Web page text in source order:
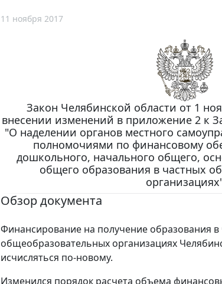
11 ноября 2017
Закон Челябинской области от 1
внесении изменений в приложение 2 к
"О наделении органов местного
полномочиями по финансовому
дошкольного, начального общего,
общего образования в частных
Обзор документа
Финансирование на получение образования в
общеобразовательных организациях
исчисляться по-новому.
Изменился порядок расчета объема